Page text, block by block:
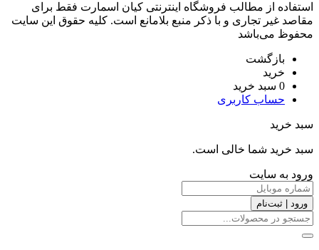
استفاده از مطالب فروشگاه اینترنتی کیان اسمارت فقط برای
مقاصد غیر تجاری و با ذکر منبع بلامانع است. کليه حقوق اين سايت
محفوظ می‌باشد
بازگشت
خرید
0 سبد خرید
حساب کاربری
سبد خرید
سبد خرید شما خالی است.
ورود به سایت
ورود | ثبت‌نام